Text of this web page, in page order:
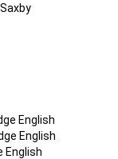
English
English
English